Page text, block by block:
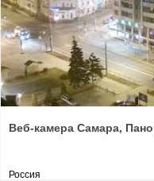
Веб-камера Самара,
Россия